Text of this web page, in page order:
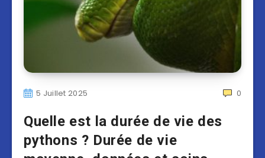
5 Juillet 2025 0
Quelle est la durée de vie des
pythons ? Durée de vie